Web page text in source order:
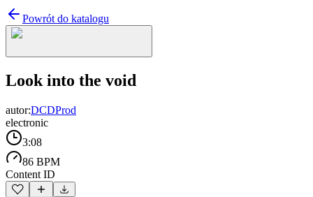
Powrót do katalogu
Look into the void
autor:DCDProd
electronic
3:08
86 BPM
Content ID